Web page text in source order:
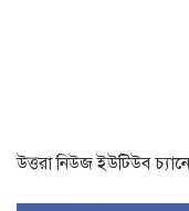
উত্তরা নিউজ ইউটিউব